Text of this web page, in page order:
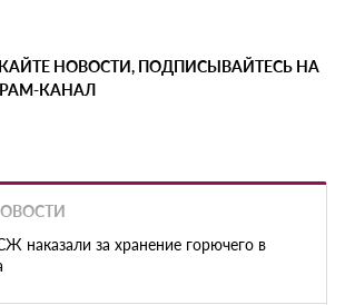
НОВОСТИ, ПОДПИСЫВАЙТЕСЬ НА
КАНАЛ
наказали за хранение горючего в